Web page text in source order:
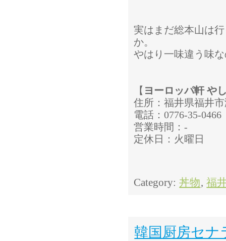
実はまだ総本山は
か。
やはり一味違う味
【 ヨーロッパ軒 や
住所：福井県福井
電話：0776-35-0466
営業時間：-
定休日：火曜日
Category: 丼物, 福
韓国厨房セナ